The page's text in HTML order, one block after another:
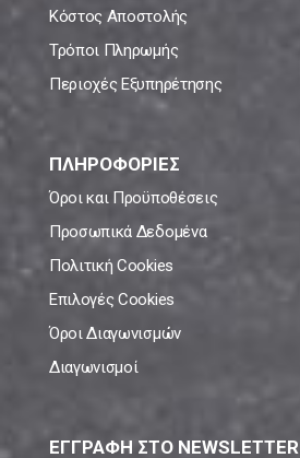
Κόστος Αποστολής
Τρόποι Πληρωμής
Περιοχές Εξυπηρέτησης
ΠΛΗΡΟΦΟΡΙΕΣ
Όροι και Προϋποθέσεις
Προσωπικά Δεδομένα
Πολιτική Cookies
Επιλογές Cookies
Όροι Διαγωνισμών
Διαγωνισμοί
ΕΓΓΡΑΦΗ ΣΤΟ NEWSLETTER